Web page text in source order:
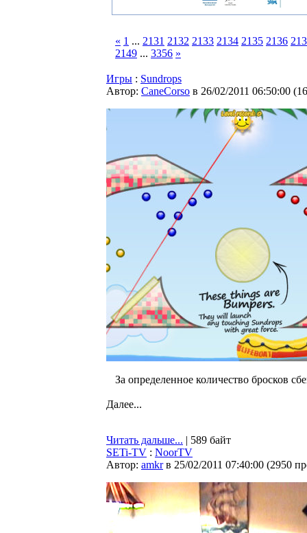
« 1 ... 2131 2132 2133 2134 2135 2136
2149 ... 3356 »
Игры : Sundrops
Автор: CaneCorso в 26/02/2011 06:50:00 (
За определенное количество бросков
Далее...
Читать дальше... | 589 байт
SETi-TV : NoorTV
Автор: amkr в 25/02/2011 07:40:00 (2950